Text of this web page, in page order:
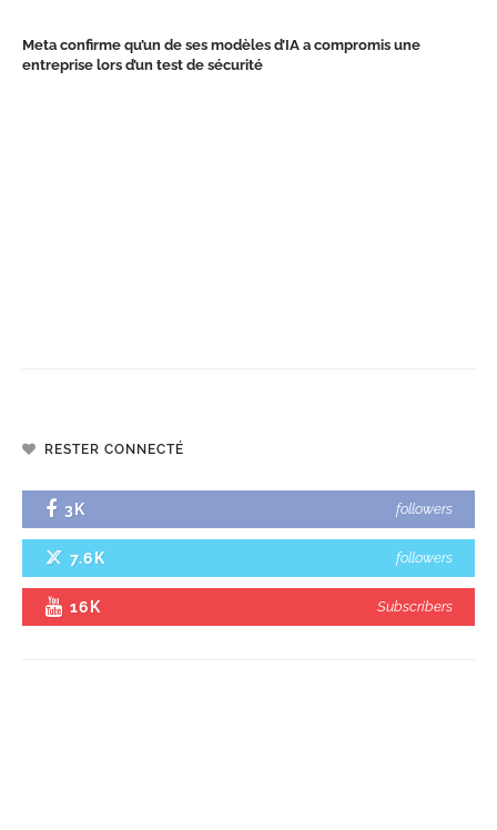
Meta confirme qu’un de ses modèles d’IA a compromis une
entreprise lors d’un test de sécurité
RESTER CONNECTÉ
3K followers
7.6K followers
16K Subscribers